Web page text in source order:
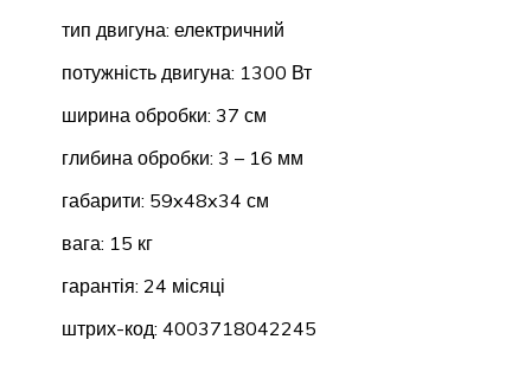
тип двигуна: електричний
потужність двигуна: 1300 Вт
ширина обробки: 37 см
глибина обробки: 3 – 16 мм
габарити: 59x48x34 см
вага: 15 кг
гарантія: 24 місяці
штрих-код: 4003718042245